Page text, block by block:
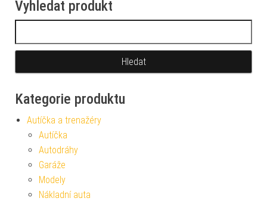
Vyhledat produkt
Kategorie produktu
Autíčka a trenažéry
Autíčka
Autodráhy
Garáže
Modely
Nákladní auta